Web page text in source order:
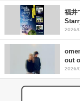
福井
2026/
out
2026/